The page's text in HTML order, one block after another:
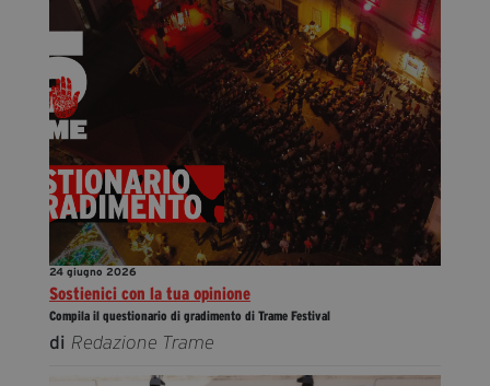
24 giugno 2026
Sostienici con la tua opinione
Compila il questionario di gradimento di Trame Festival
di Redazione Trame